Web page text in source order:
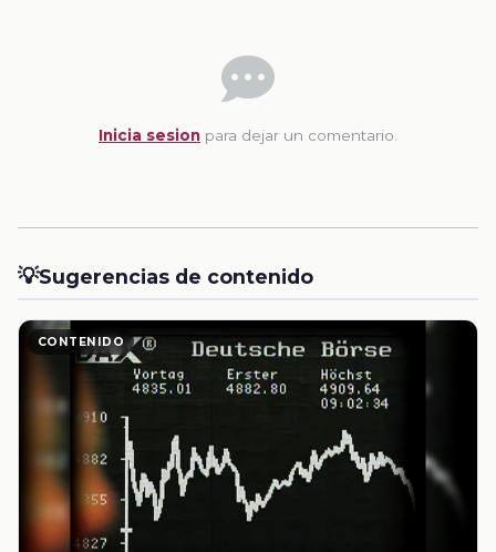
Inicia sesion para dejar un comentario.
💡Sugerencias de contenido
CONTENIDO